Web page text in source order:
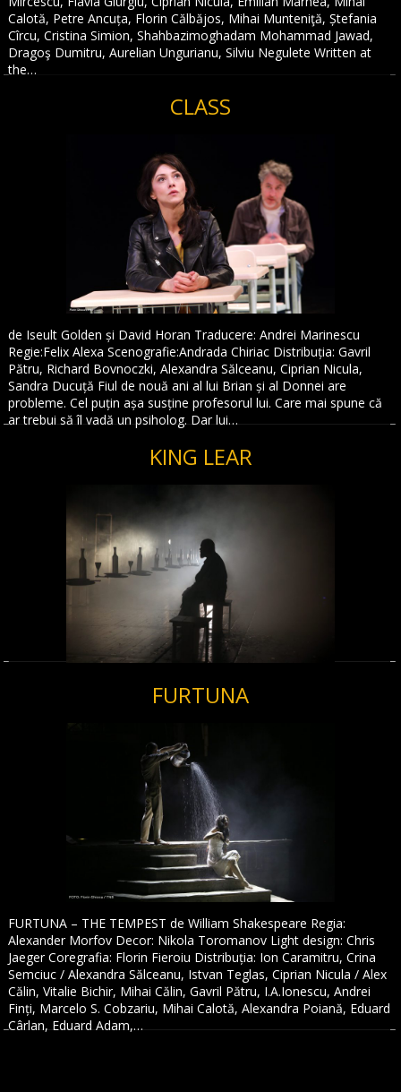
Calotă, Petre Ancuța, Florin Călbăjos, Mihai Munteniţă, Ștefania
Cîrcu, Cristina Simion, Shahbazimoghadam Mohammad Jawad,
Dragoş Dumitru, Aurelian Ungurianu, Silviu Negulete Written at
the…
CLASS
de Iseult Golden și David Horan Traducere: Andrei Marinescu
Regie:Felix Alexa Scenografie:Andrada Chiriac Distribuția: Gavril
Pătru, Richard Bovnoczki, Alexandra Sălceanu, Ciprian Nicula,
Sandra Ducuță Fiul de nouă ani al lui Brian și al Donnei are
probleme. Cel puțin așa susține profesorul lui. Care mai spune că
ar trebui să îl vadă un psiholog. Dar lui…
KING LEAR
FURTUNA
FURTUNA – THE TEMPEST de William Shakespeare Regia:
Alexander Morfov Decor: Nikola Toromanov Light design: Chris
Jaeger Coregrafia: Florin Fieroiu Distribuția: Ion Caramitru, Crina
Semciuc / Alexandra Sălceanu, Istvan Teglas, Ciprian Nicula / Alex
Călin, Vitalie Bichir, Mihai Călin, Gavril Pătru, I.A.Ionescu, Andrei
Finți, Marcelo S. Cobzariu, Mihai Calotă, Alexandra Poiană, Eduard
Cârlan, Eduard Adam,…